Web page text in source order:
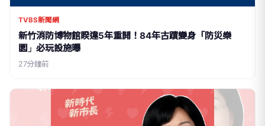
TVBS新聞網
新竹消防博物館睽違5年重開！84年古蹟變身「防災樂
園」必玩設施曝
27分鐘前